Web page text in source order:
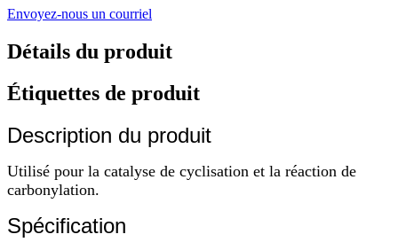
Envoyez-nous un courriel
Détails du produit
Étiquettes de produit
Description du produit
Utilisé pour la catalyse de cyclisation et la réaction de
carbonylation.
Spécification